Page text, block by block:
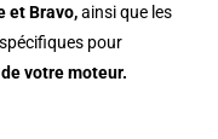
et Bravo,ainsi que les
pour
votre moteur.